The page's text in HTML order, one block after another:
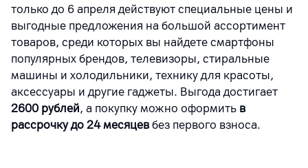
только до 6 апреля действуют специальные цены и
выгодные предложения на большой ассортимент
товаров, среди которых вы найдете смартфоны
популярных брендов, телевизоры, стиральные
машины и холодильники, технику для красоты,
аксессуары и другие гаджеты. Выгода достигает
2600 рублей, а покупку можно оформить в
рассрочку до 24 месяцев без первого взноса.